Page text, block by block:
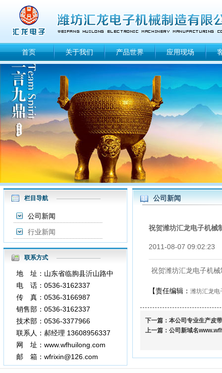
首页 关于我们 产品世界 应用现场
栏目导航
公司新闻
行业新闻
联系方式
地 址：山东省临朐县沂山路中
段
电 话：0536-3162337
传 真：0536-3166987
3377966
销售部：0536-3162337
技术部：0536-3377966
联系人：郝经理 13608956337
网 址：www.wfhuilong.com
邮 箱：wfrixin@126.com
公司新闻
祝贺潍坊汇龙电子机械
2011-08-07 09:02:23
祝贺潍坊汇龙电子机
【责任编辑： 潍坊汇龙电
下一篇： 本公司专业生产皮
上一篇： 公司新域名